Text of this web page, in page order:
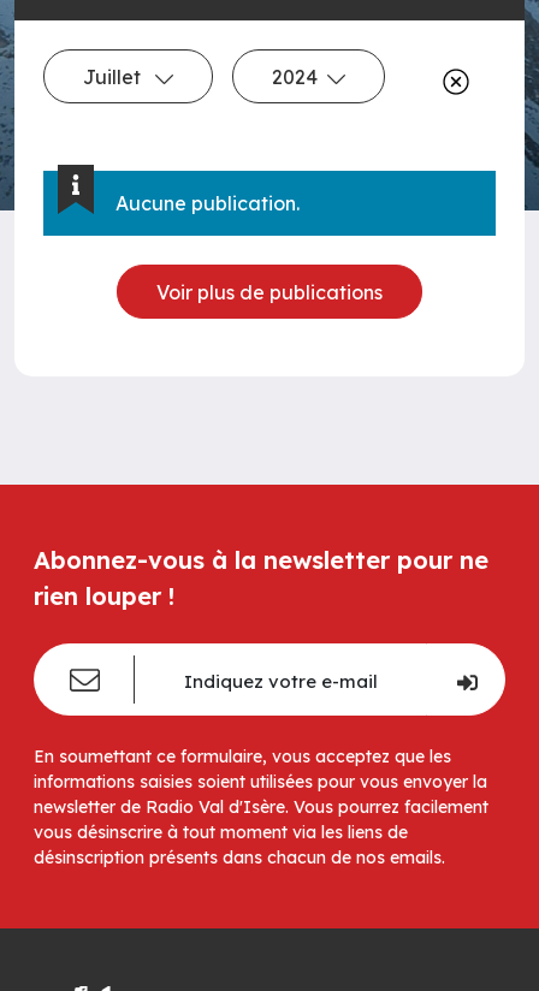
Juillet 2024
Aucune publication.
Voir plus de publications
Abonnez-vous à la newsletter pour ne
rien louper !
En soumettant ce formulaire, vous acceptez que les
informations saisies soient utilisées pour vous envoyer la
newsletter de Radio Val d'Isère. Vous pourrez facilement
vous désinscrire à tout moment via les liens de
désinscription présents dans chacun de nos emails.